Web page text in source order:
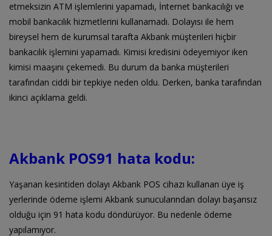
etmeksizin ATM işlemlerini yapamadı, İnternet bankacılığı ve
mobil bankacılık hizmetlerini kullanamadı. Dolayısı ile hem
bireysel hem de kurumsal tarafta Akbank müşterileri hiçbir
bankacılık işlemini yapamadı. Kimisi kredisini ödeyemiyor iken
kimisi maaşını çekemedi. Bu durum da banka müşterileri
tarafından ciddi bir tepkiye neden oldu. Derken, banka tarafından
ikinci açıklama geldi.
Akbank POS91 hata kodu:
Yaşanan kesintiden dolayı Akbank POS cihazı kullanan üye iş
yerlerinde ödeme işlemi Akbank sunucularından dolayı başarısız
olduğu için 91 hata kodu döndürüyor. Bu nedenle ödeme
yapılamıyor.